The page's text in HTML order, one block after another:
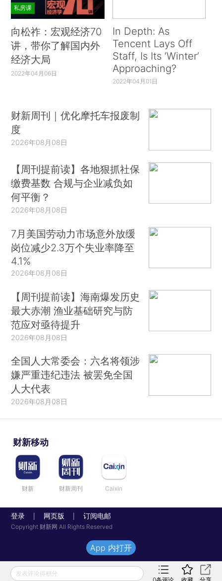
私房课
向松祚：宏观经济70
讲，带你了解国内外
经济大局
2022年04月06日
In Depth: As
Tencent Lays Off
Staff, Is Its ‘Winter’
Approaching?
2022年04月01日
财新周刊｜优化摩托车报废制
度
2026年08月08日
【周刊提前读】各地狠抓社保
缴费基数 合规与企业减负如
何平衡？
2026年08月08日
7月美国劳动力市场意外放缓
岗位减少2.3万个失业率降至
4.1%
2026年08月08日
【周刊提前读】海南爆发历史
最大赤潮 渔业基础研究与防
范应对亟待提升
2026年08月08日
全国人大常委会：六名将领涉
嫌严重违纪违法 被罢免全国
人大代表
2026年08月08日
财新移动
财新 财新周刊 Caixin
登录 网页版 订阅电邮
Copyright 财新网 All Rights Reserved
发表评论得积分
0条评论 收藏 分享
App 内打开